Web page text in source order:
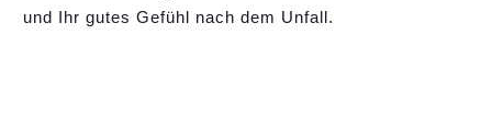
und Ihr gutes Gefühl nach dem Unfall.